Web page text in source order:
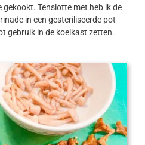
Tenslotte met heb ik de
in een gesteriliseerde pot
gebruik in de koelkast zetten.